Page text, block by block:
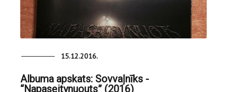
15.12.2016.
Albuma apskats: Sovvaļnīks -
“Napaseitynuouts” (2016)